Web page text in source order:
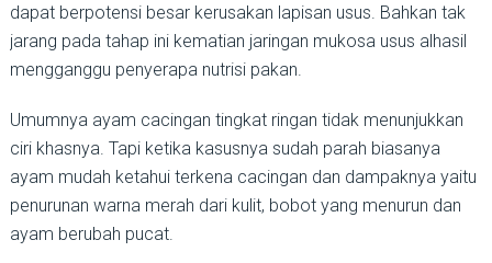
dapat berpotensi besar kerusakan lapisan usus. Bahkan tak
jarang pada tahap ini kematian jaringan mukosa usus alhasil
mengganggu penyerapa nutrisi pakan.
Umumnya ayam cacingan tingkat ringan tidak menunjukkan
ciri khasnya. Tapi ketika kasusnya sudah parah biasanya
ayam mudah ketahui terkena cacingan dan dampaknya yaitu
penurunan warna merah dari kulit, bobot yang menurun dan
ayam berubah pucat.